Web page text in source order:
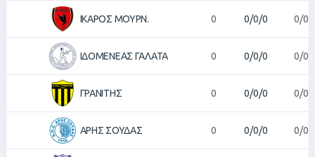
ΙΚΑΡΟΣ ΜΟΥΡΝ. 0 0/0/0 0/0
ΙΔΟΜΕΝΕΑΣ ΓΑΛΑΤΑ 0 0/0/0 0/0
ΓΡΑΝΙΤΗΣ 0 0/0/0 0/0
ΑΡΗΣ ΣΟΥΔΑΣ 0 0/0/0 0/0